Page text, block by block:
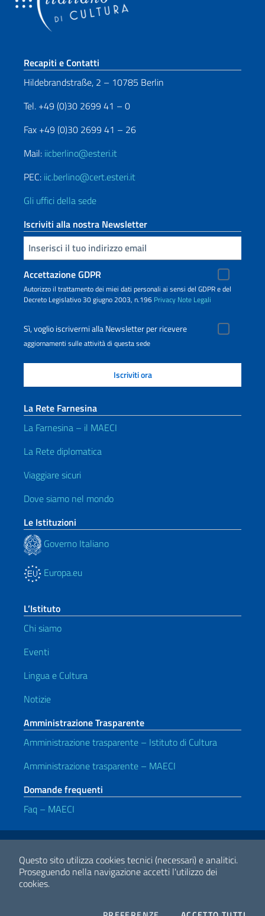
Questo sito utilizza cookies tecnici (necessari) e analitici.
Proseguendo nella navigazione accetti l'utilizzo dei
cookies.
Sezione footer
Recapiti e Contatti
Hildebrandstraße, 2 – 10785 Berlin
Tel. +49 (0)30 2699 41 – 0
Fax +49 (0)30 2699 41 – 26
Mail: iicberlino@esteri.it
PEC: iic.berlino@cert.esteri.it
Gli uffici della sede
Iscriviti alla nostra Newsletter
Inserisci la tua email
Accettazione GDPR
Autorizzo il trattamento dei miei dati personali ai sensi del GDPR e del
Decreto Legislativo 30 giugno 2003, n.196 Privacy Note Legali
Sì, voglio iscrivermi alla Newsletter per ricevere
aggiornamenti sulle attività di questa sede
La Rete Farnesina
La Farnesina – il MAECI
La Rete diplomatica
Viaggiare sicuri
Dove siamo nel mondo
Le Istituzioni
Governo Italiano
Europa.eu
L’Istituto
Chi siamo
Eventi
Lingua e Cultura
Notizie
Amministrazione Trasparente
Amministrazione trasparente – Istituto di Cultura
Amministrazione trasparente – MAECI
Domande frequenti
Faq – MAECI
Link Utili